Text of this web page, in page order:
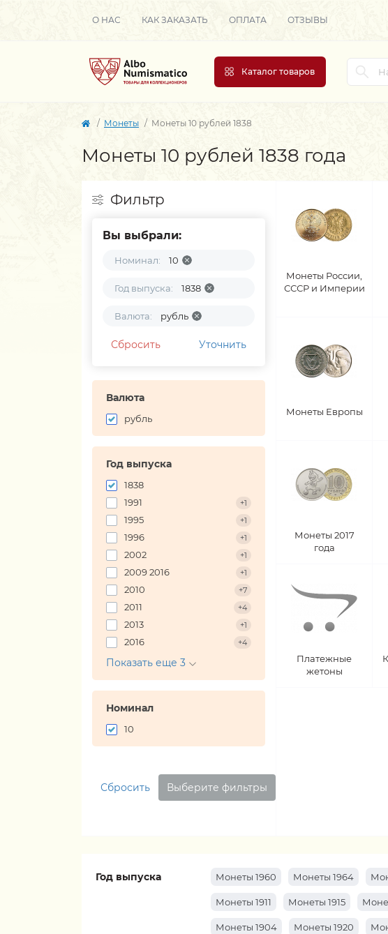
О НАС КАК ЗАКАЗАТЬ ОПЛАТА ОТЗЫВЫ
Каталог товаров
Монеты Монеты 10 рублей 1838
Монеты 10 рублей 1838 года
Фильтр
Вы выбрали:
Номинал: 10
Год выпуска: 1838
Валюта: рубль
Сбросить Уточнить
Валюта
рубль
Год выпуска
1838
1991
+1
1995 +1
1996 +1
2002 +1
2009 2016 +1
2010 +7
2011 +4
2013 +1
2016 +4
Показать еще 3
Номинал
10
Сбросить Выберите фильтры
Монеты России,
СССР и Империи
Монеты Европы
Монеты 2017
года
Платежные
жетоны
Год выпуска Монеты 1960 Монеты 1964
Монеты 1911 Монеты 1915
Монеты 1904 Монеты 1920